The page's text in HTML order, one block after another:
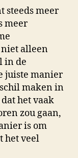
steeds meer
meer
alleen
in de
juiste manier
maken in
het vaak
zou gaan,
is om
het veel